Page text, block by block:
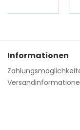
Informationen